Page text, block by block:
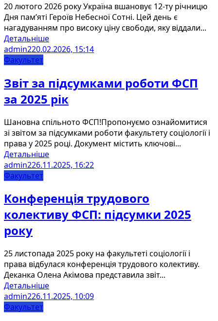
20 лютого 2026 року Україна вшановує 12-ту річницю
Дня пам’яті Героїв Небесної Сотні. Цей день є
нагадуванням про високу ціну свободи, яку віддали...
Детальніше
admin220.02.2026, 15:14
Факультет
Звіт за підсумками роботи ФСП
за 2025 рік
Шановна спільното ФСП!Пропонуємо ознайомитися
зі звітом за підсумками роботи факультету соціології і
права у 2025 році. Документ містить ключові...
Детальніше
admin226.11.2025, 16:22
Факультет
Конференція трудового
колективу ФСП: підсумки 2025
року
25 листопада 2025 року на факультеті соціології і
права відбулася конференція трудового колективу.
Деканка Олена Акімова представила звіт...
Детальніше
admin226.11.2025, 10:09
Факультет